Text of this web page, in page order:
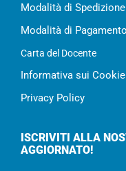
Modalità di Spedizione
Modalità di Pagamento
Carta del Docente
Informativa sui Cookie
Privacy Policy
ISCRIVITI ALLA
AGGIORNATO!